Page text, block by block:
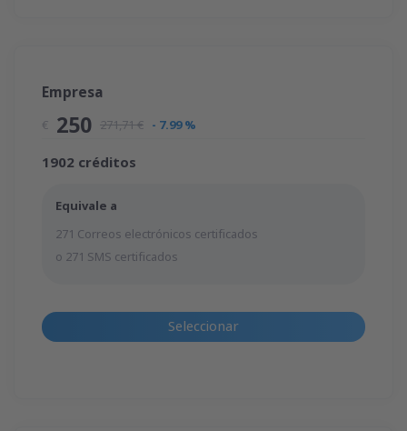
Empresa
€ 250 271,71 € - 7.99 %
1902 créditos
Equivale a
271 Correos electrónicos certificados
o 271 SMS certificados
Seleccionar